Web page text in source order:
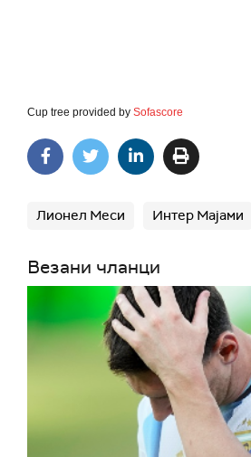
Cup tree provided by Sofascore
Лионел Меси Интер Мајами
Везани чланци